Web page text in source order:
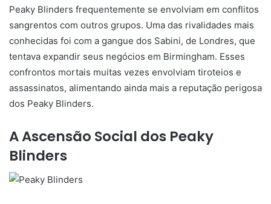
Peaky Blinders frequentemente se envolviam em conflitos
sangrentos com outros grupos. Uma das rivalidades mais
conhecidas foi com a gangue dos Sabini, de Londres, que
tentava expandir seus negócios em Birmingham. Esses
confrontos mortais muitas vezes envolviam tiroteios e
assassinatos, alimentando ainda mais a reputação perigosa
dos Peaky Blinders.
A Ascensão Social dos Peaky
Blinders